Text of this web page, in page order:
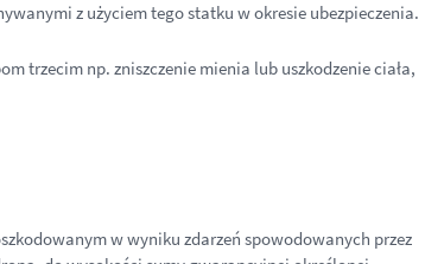
z użyciem tego statku w okresie ubezpieczenia.
trzecim np. zniszczenie mienia lub uszkodzenie ciała,
w wyniku zdarzeń spowodowanych przez